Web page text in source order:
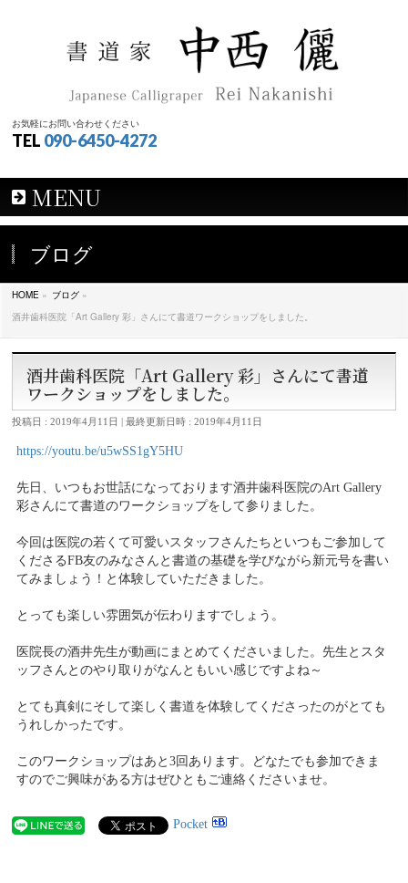
お気軽にお問い合わせください
TEL 090-6450-4272
MENU
ブログ
HOME » ブログ »
酒井歯科医院「Art Gallery 彩」さんにて書道ワークショップをしました。
酒井歯科医院「Art Gallery 彩」さんにて書道
ワークショップをしました。
投稿日 : 2019年4月11日 最終更新日時 : 2019年4月11日
https://youtu.be/u5wSS1gY5HU
先日、いつもお世話になっております酒井歯科医院のArt Gallery
彩さんにて書道のワークショップをして参りました。
今回は医院の若くて可愛いスタッフさんたちといつもご参加して
くださるFB友のみなさんと書道の基礎を学びながら新元号を書い
てみましょう！と体験していただきました。
とっても楽しい雰囲気が伝わりますでしょう。
医院長の酒井先生が動画にまとめてくださいました。先生とスタ
ッフさんとのやり取りがなんともいい感じですよね～
とても真剣にそして楽しく書道を体験してくださったのがとても
うれしかったです。
このワークショップはあと3回あります。どなたでも参加できま
すのでご興味がある方はぜひともご連絡くださいませ。
Pocket